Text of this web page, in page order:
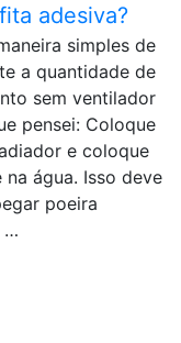
adesiva?
simples de
a quantidade de
sem ventilador
pensei: Coloque
e coloque
água. Isso deve
poeira
…